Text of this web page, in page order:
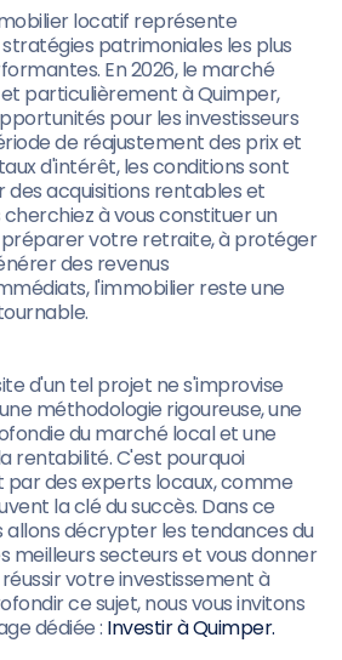
locatif représente
stratégies patrimoniales les plus
En 2026, le marché
particulièrement à Quimper,
pour les investisseurs
de réajustement des prix et
d'intérêt, les conditions sont
des acquisitions rentables et
à vous constituer un
préparer votre retraite, à protéger
des revenus
l'immobilier reste une
d'un tel projet ne s'improvise
méthodologie rigoureuse, une
du marché local et une
rentabilité. C'est pourquoi
des experts locaux, comme
la clé du succès. Dans ce
allons décrypter les tendances du
meilleurs secteurs et vous donner
votre investissement à
ce sujet, nous vous invitons
dédiée : Investir à Quimper.